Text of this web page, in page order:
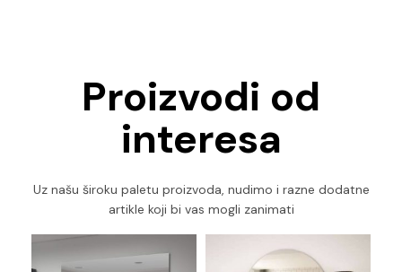
Proizvodi od
interesa
Uz našu široku paletu proizvoda, nudimo i razne dodatne
artikle koji bi vas mogli zanimati